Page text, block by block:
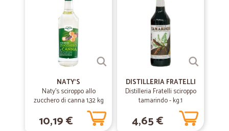
NATY'S
Naty's sciroppo allo
zucchero di canna 1,32 kg
10,19 €
DISTILLERIA FRATELLI
Distilleria Fratelli sciroppo
tamarindo - kg.1
4,65 €